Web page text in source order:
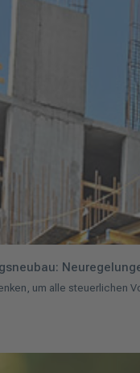
um alle steuerlichen